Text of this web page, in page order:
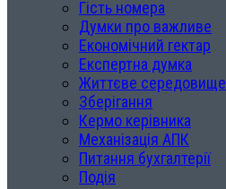
Гість номера
Думки про важливе
Економічний гектар
Експертна думка
Життєве середовище
Зберігання
Кермо керівника
Механізація АПК
Питання бухгалтерії
Подія